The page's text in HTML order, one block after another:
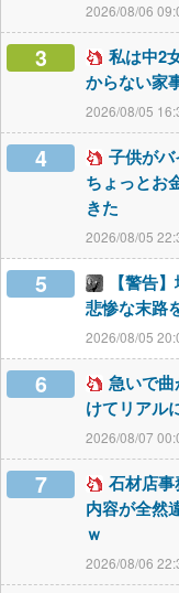
2026/08/06
3
私は中2
からない家
2026/08/05
4
子供がバ
ちょっとお
きた
2026/08/05
5
【警告
悲惨な末路
2026/08/05
6
急いで
けてリアル
2026/08/07
7
石材店
内容が全然
ｗ
2026/08/06